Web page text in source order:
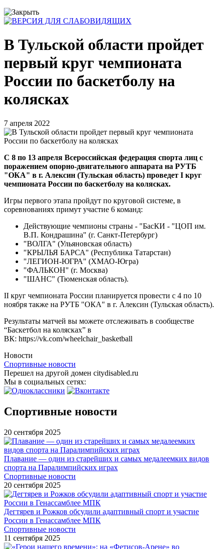
В Тульской области пройдет
первый круг чемпионата
России по баскетболу на
колясках
7 апреля 2022
С 8 по 13 апреля Всероссийская федерация спорта лиц с
поражением опорно-двигательного аппарата на РУТБ
"ОКА" в г. Алексин (Тульская область) проведет I круг
чемпионата России по баскетболу на колясках.
Игры первого этапа пройдут по круговой системе, в
соревнованиях примут участие 6 команд:
Действующие чемпионы страны - "БасКИ - "ЦОП им.
В.П. Кондрашина" (г. Санкт-Петербург)
"ВОЛГА" (Ульяновская область)
"КРЫЛЬЯ БАРСА" (Республика Татарстан)
"ЛЕГИОН-ЮГРА" (ХМАО-Югра)
"ФАЛЬКОН" (г. Москва)
"ШАНС" (Тюменская область).
II круг чемпионата России планируется провести с 4 по 10
ноября также на РУТБ "ОКА" в г. Алексин (Тульская область).
Результаты матчей вы можете отслеживать в сообществе
“Баскетбол на колясках” в
ВК: https://vk.com/wheelchair_basketball
Новости
Спортивные новости
Перешел на другой домен citydisabled.ru
Мы в социальных сетях:
Спортивные новости
20 сентября 2025
Плавание — один из старейших и самых медалеемких видов
спорта на Паралимпийских играх
Спортивные новости
20 сентября 2025
Дегтярев и Рожков обсудили адаптивный спорт и участие
России в Генассамблее МПК
Спортивные новости
11 сентября 2025